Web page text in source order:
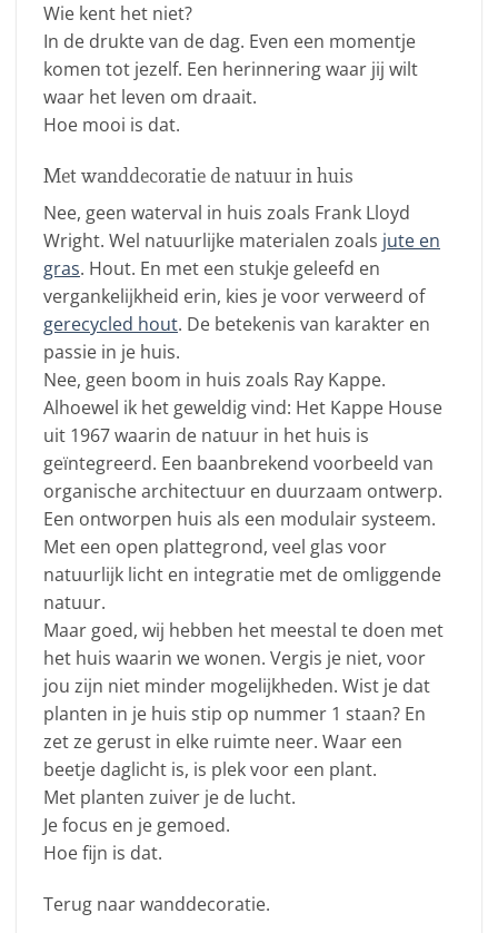
Wie kent het niet?
In de drukte van de dag. Even een momentje
komen tot jezelf. Een herinnering waar jij wilt
waar het leven om draait.
Hoe mooi is dat.
Met wanddecoratie de natuur in huis
Nee, geen waterval in huis zoals Frank Lloyd
Wright. Wel natuurlijke materialen zoals jute en
gras. Hout. En met een stukje geleefd en
vergankelijkheid erin, kies je voor verweerd of
gerecycled hout. De betekenis van karakter en
passie in je huis.
Nee, geen boom in huis zoals Ray Kappe.
Alhoewel ik het geweldig vind: Het Kappe House
uit 1967 waarin de natuur in het huis is
geïntegreerd. Een baanbrekend voorbeeld van
organische architectuur en duurzaam ontwerp.
Een ontworpen huis als een modulair systeem.
Met een open plattegrond, veel glas voor
natuurlijk licht en integratie met de omliggende
natuur.
Maar goed, wij hebben het meestal te doen met
het huis waarin we wonen. Vergis je niet, voor
jou zijn niet minder mogelijkheden. Wist je dat
planten in je huis stip op nummer 1 staan? En
zet ze gerust in elke ruimte neer. Waar een
beetje daglicht is, is plek voor een plant.
Met planten zuiver je de lucht.
Je focus en je gemoed.
Hoe fijn is dat.
Terug naar wanddecoratie.